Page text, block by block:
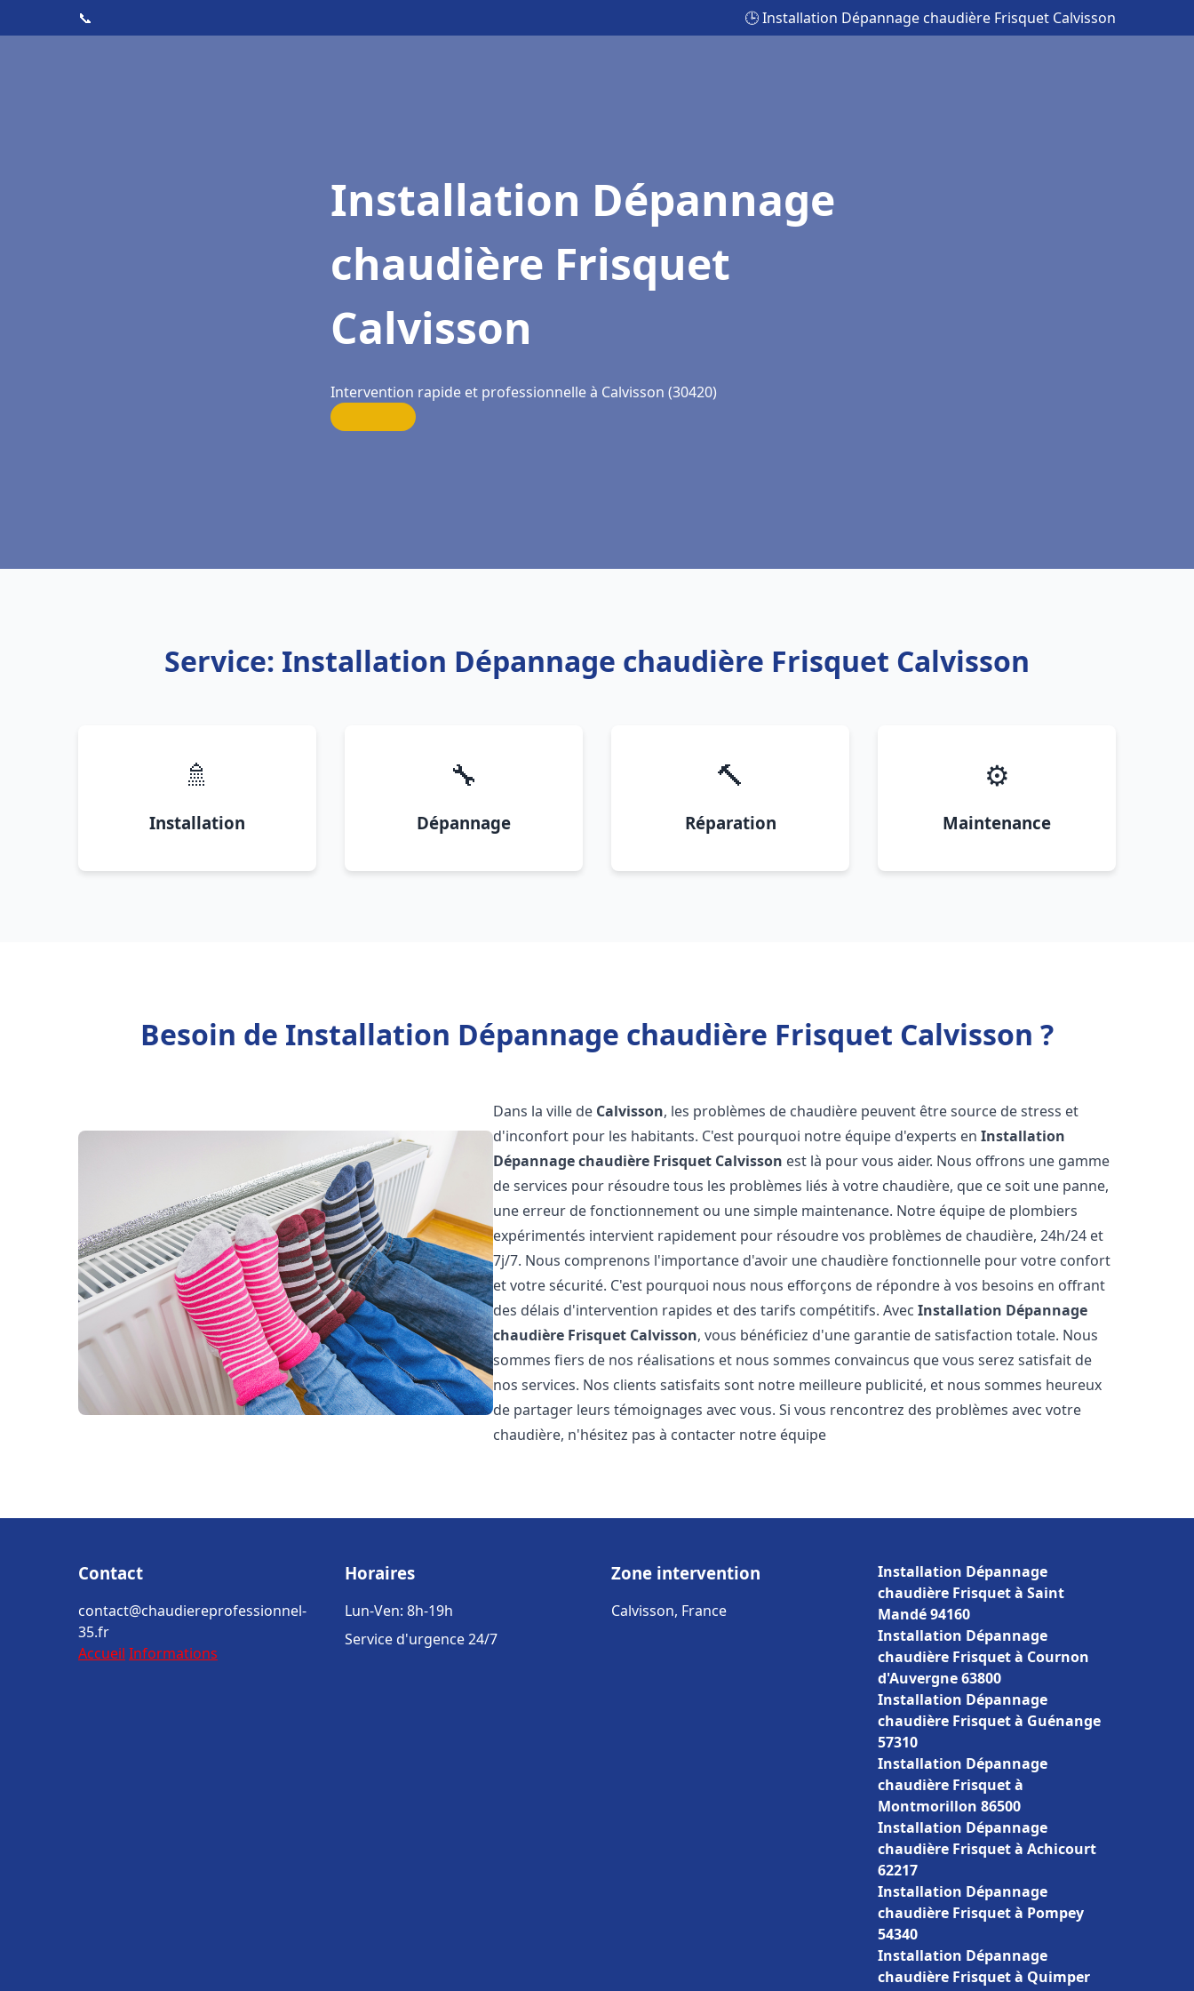
📞 🕒 Installation Dépannage chaudière Frisquet Calvisson
Installation Dépannage
chaudière Frisquet
Calvisson
Intervention rapide et professionnelle à Calvisson (30420)
Service: Installation Dépannage chaudière Frisquet Calvisson
🚿
Installation
🔧
Dépannage
🔨
Réparation
⚙️
Maintenance
Besoin de Installation Dépannage chaudière Frisquet Calvisson ?
Dans la ville de Calvisson, les problèmes de chaudière peuvent être source de stress et
d'inconfort pour les habitants. C'est pourquoi notre équipe d'experts enInstallation
Dépannage chaudière Frisquet Calvisson est là pour vous aider. Nous offrons une gamme
de services pour résoudre tous les problèmes liés à votre chaudière, que ce soit une panne,
une erreur de fonctionnement ou une simple maintenance. Notre équipe de plombiers
expérimentés intervient rapidement pour résoudre vos problèmes de chaudière, 24h/24 et
7j/7. Nous comprenons l'importance d'avoir une chaudière fonctionnelle pour votre confort
et votre sécurité. C'est pourquoi nous nous efforçons de répondre à vos besoins en offrant
des délais d'intervention rapides et des tarifs compétitifs. AvecInstallation Dépannage
chaudière Frisquet Calvisson, vous bénéficiez d'une garantie de satisfaction totale. Nous
sommes fiers de nos réalisations et nous sommes convaincus que vous serez satisfait de
nos services. Nos clients satisfaits sont notre meilleure publicité, et nous sommes heureux
de partager leurs témoignages avec vous. Si vous rencontrez des problèmes avec votre
chaudière, n'hésitez pas à contacter notre équipe
Contact
contact@chaudiereprofessionnel-
35.fr
Accueil Informations
Horaires
Lun-Ven: 8h-19h
Service d'urgence 24/7
Zone intervention
Calvisson, France
Installation Dépannage
chaudière Frisquet à Saint
Mandé 94160
Installation Dépannage
chaudière Frisquet à Cournon
d'Auvergne 63800
Installation Dépannage
chaudière Frisquet à Guénange
57310
Installation Dépannage
chaudière Frisquet à
Montmorillon 86500
Installation Dépannage
chaudière Frisquet à Achicourt
62217
Installation Dépannage
chaudière Frisquet à Pompey
54340
Installation Dépannage
chaudière Frisquet à Quimper